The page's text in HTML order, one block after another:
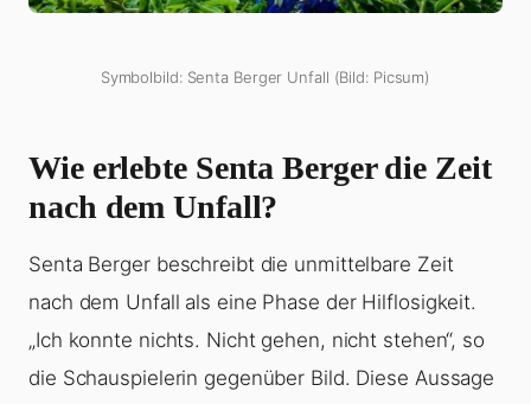
Symbolbild: Senta Berger Unfall (Bild: Picsum)
Wie erlebte Senta Berger die Zeit
nach dem Unfall?
Senta Berger beschreibt die unmittelbare Zeit
nach dem Unfall als eine Phase der Hilflosigkeit.
„Ich konnte nichts. Nicht gehen, nicht stehen“, so
die Schauspielerin gegenüber Bild. Diese Aussage